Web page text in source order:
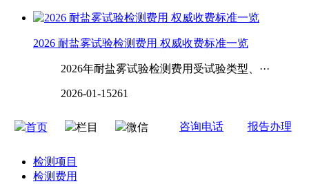
2026 耐盐雾试验检测费用 权威收费标准一览
2026年耐盐雾试验检测费用受试验类型、···
2026-01-15261
首页 栏目 微信 咨询电话 报告办理
检测项目
检测费用